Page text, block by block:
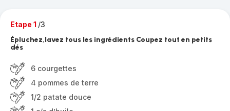
Etape 1 /3
Épluchez,lavez tous les ingrédients Coupez tout en petits
dés
6 courgettes
4 pommes de terre
1/2 patate douce